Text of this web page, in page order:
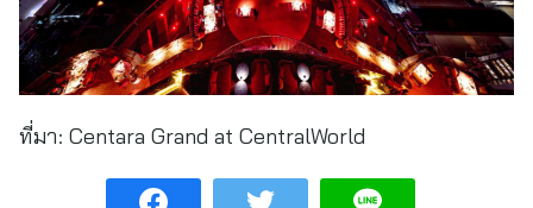
ที่มา: Centara Grand at CentralWorld